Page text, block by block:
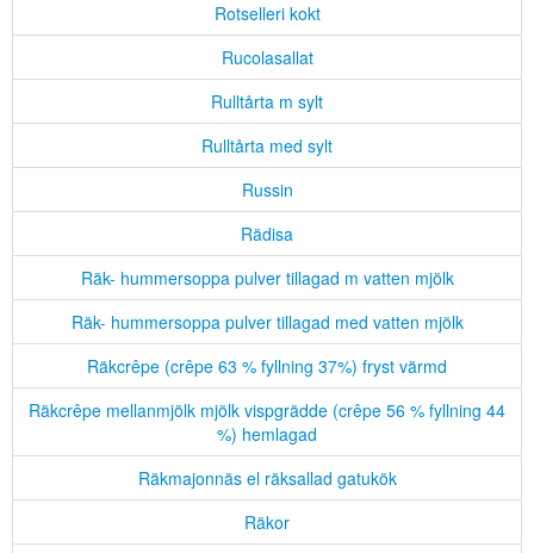
Rotselleri kokt
Rucolasallat
Rulltårta m sylt
Rulltårta med sylt
Russin
Rädisa
Räk- hummersoppa pulver tillagad m vatten mjölk
Räk- hummersoppa pulver tillagad med vatten mjölk
Räkcrêpe (crêpe 63 % fyllning 37%) fryst värmd
Räkcrêpe mellanmjölk mjölk vispgrädde (crêpe 56 % fyllning 44
%) hemlagad
Räkmajonnäs el räksallad gatukök
Räkor